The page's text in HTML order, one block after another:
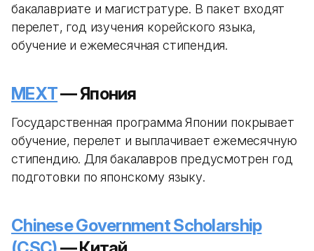
бакалавриате и магистратуре. В пакет входят
перелет, год изучения корейского языка,
обучение и ежемесячная стипендия.
MEXT— Япония
Государственная программа Японии покрывает
обучение, перелет и выплачивает ежемесячную
стипендию. Для бакалавров предусмотрен год
подготовки по японскому языку.
Chinese Government Scholarship